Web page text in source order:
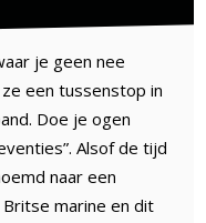
je geen nee
een tussenstop in
Doe je ogen
Alsof de tijd
naar een
marine en dit